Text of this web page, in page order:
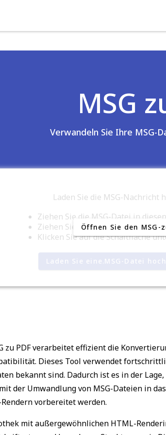
MSG
Verwandeln Sie Ihre MSG-
Laden Sie die MSG-Nachricht
Ziehen Sie die MSG-Datei in
Ziehen Sie die Nachricht aus
Klicken Sie auf die Schaltfläche
Laden Sie eine.MSG-Datei
Öffnen Sie den MSG-
zu PDF verarbeitet effizient die
Dieses Tool verwendet
bekannt sind. Dadurch ist es in der
der Umwandlung von MSG-Dateien in
vorbereitet werden.
mit außergewöhnlichen HTML-